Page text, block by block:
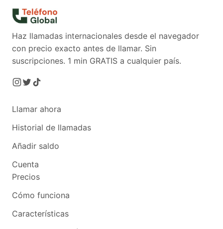
Haz llamadas internacionales desde el navegador
con precio exacto antes de llamar. Sin
suscripciones. 1 min GRATIS a cualquier país.
Llamar ahora
Historial de llamadas
Añadir saldo
Cuenta
Precios
Cómo funciona
Características